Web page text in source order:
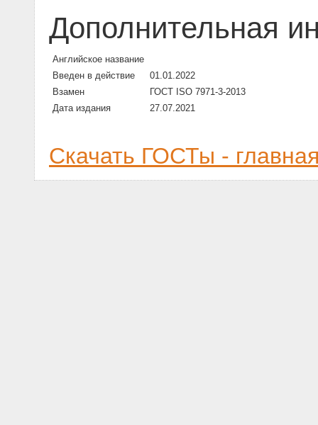
Дополнительная
Английское название
Введен в действие
01.01.2022
Взамен
ГОСТ ISO 7971-3-2013
Дата издания
27.07.2021
Скачать ГОСТы -